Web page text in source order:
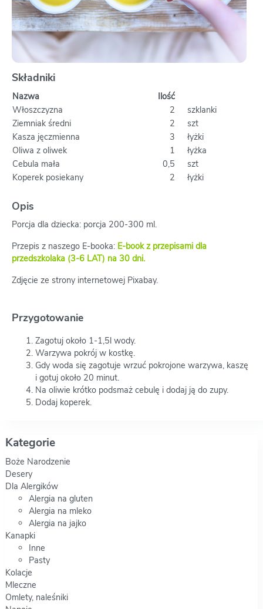
Składniki
Nazwa
Ilość
Włoszczyzna
2
szklanki
Ziemniak średni
2
szt
Kasza jęczmienna
3
łyżki
Oliwa z oliwek
1
łyżka
Cebula mała
0,5
szt
Koperek posiekany
2 łyżki
Opis
Porcja dla dziecka: porcja 200-300 ml.
Przepis z naszego E-booka: E-book z przepisami dla
przedszkolaka (3-6 LAT) na 30 dni.
Zdjęcie ze strony internetowej Pixabay.
Przygotowanie
Zagotuj około 1-1,5l wody.
Warzywa pokrój w kostkę.
Gdy woda się zagotuje wrzuć pokrojone warzywa, kaszę
i gotuj około 20 minut.
Na oliwie krótko podsmaż cebulę i dodaj ją do zupy.
Dodaj koperek.
Kategorie
Boże Narodzenie
Desery
Dla Alergików
Alergia na gluten
Alergia na mleko
Alergia na jajko
Kanapki
Inne
Pasty
Kolacje
Mleczne
Omlety, naleśniki